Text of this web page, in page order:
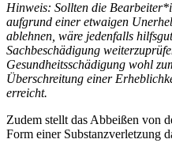
Hinweis: Sollten die
aufgrund einer etwaigen
ablehnen, wäre jedenfalls
Sachbeschädigung
Gesundheitsschädigung wohl
Überschreitung einer
erreicht.
Zudem stellt das Abbeißen von
Form einer Substanzverletzung